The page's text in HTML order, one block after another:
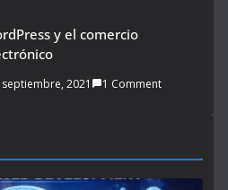
y el comercio
septiembre, 2021 1 Comment